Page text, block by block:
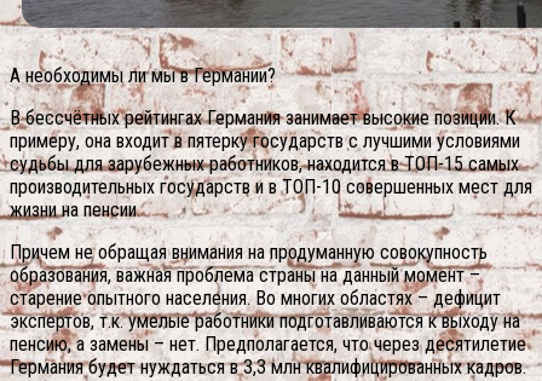
А необходимы ли мы в Германии?
В бессчётных рейтингах Германия занимает высокие позиции. К
примеру, она входит в пятерку государств с лучшими условиями
судьбы для зарубежных работников, находится в ТОП-15 самых
производительных государств и в ТОП-10 совершенных мест для
жизни на пенсии.
Причем не обращая внимания на продуманную совокупность
образования, важная проблема страны на данный момент –
старение опытного населения. Во многих областях – дефицит
экспертов, т.к. умелые работники подготавливаются к выходу на
пенсию, а замены – нет. Предполагается, что через десятилетие
Германия будет нуждаться в 3,3 млн квалифицированных кадров.